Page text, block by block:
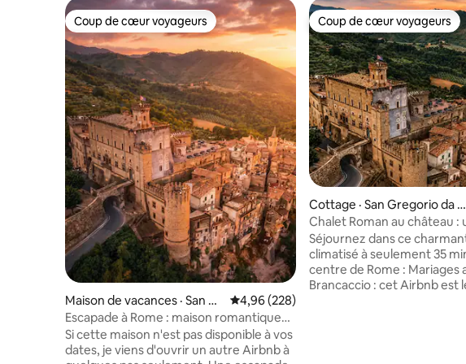
Coup de cœur voyageurs
Coup de cœur voyageurs
Maison de vacances · San Gr
egorio da Sassola
Note moyenne de 4,96 sur 5, 228
4,96 (228)
Escapade à Rome : maison romantique
de 2 chambres dans les murs du château
Si cette maison n'est pas disponible à vos
dates, je viens d'ouvrir un autre Airbnb à
Coup de cœur voyageurs
Coup de cœur voyageurs
Cottage · San Gregorio da S
assola
Chalet Roman au château :
escapade chaleureuse au
Séjournez dans ce
climatisé à seulement 35
centre de Rome : Mariages au Castello
Brancaccio : cet Airbnb est